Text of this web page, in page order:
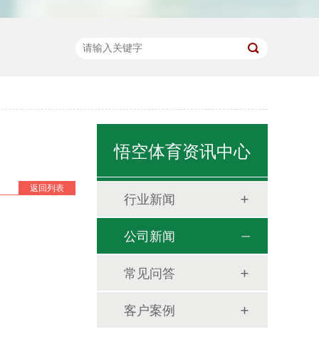
返回列表
悟空体育资讯中心
行业新闻
公司新闻
常见问答
客户案例